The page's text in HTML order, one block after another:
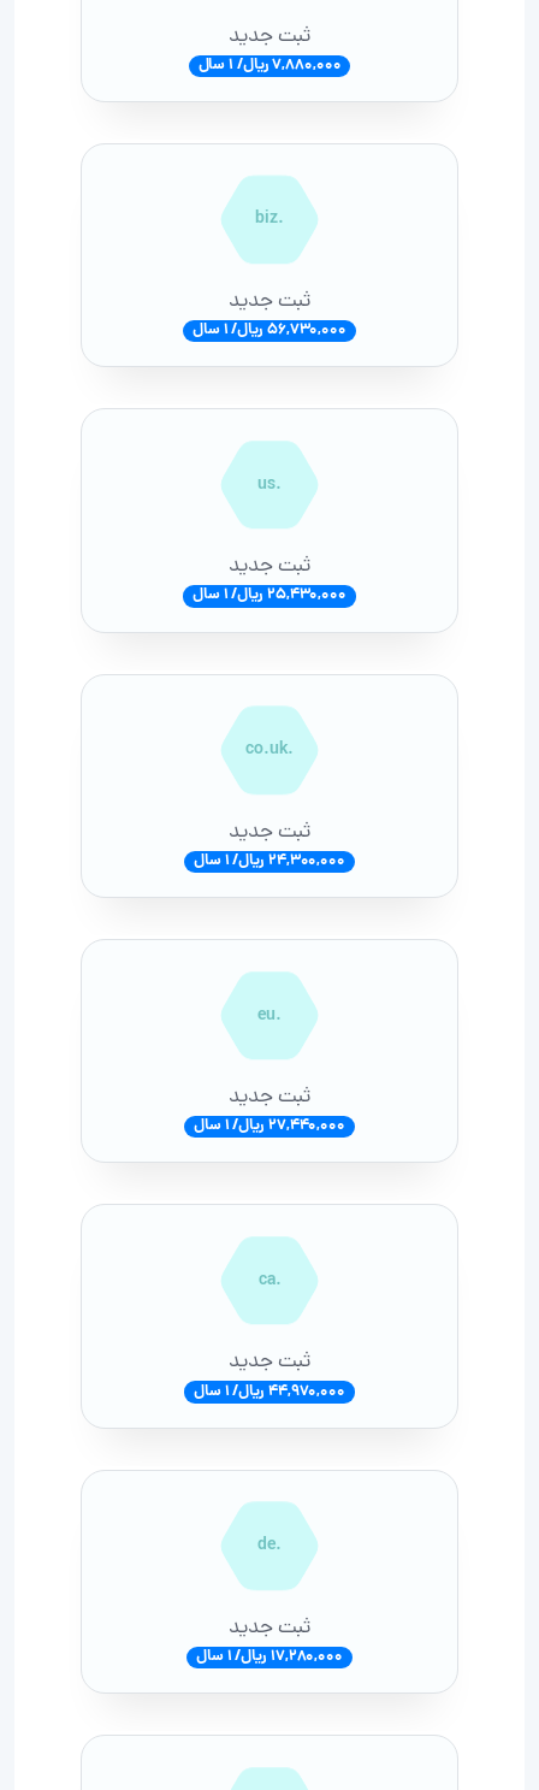
ثبت جدید
7,880,000 ریال/ 1 سال
.biz
ثبت جدید
56,730,000 ریال/ 1 سال
.us
ثبت جدید
25,430,000 ریال/ 1 سال
.co.uk
ثبت جدید
24,300,000 ریال/ 1 سال
.eu
ثبت جدید
27,440,000 ریال/ 1 سال
.ca
ثبت جدید
44,970,000 ریال/ 1 سال
.de
ثبت جدید
17,280,000 ریال/ 1 سال